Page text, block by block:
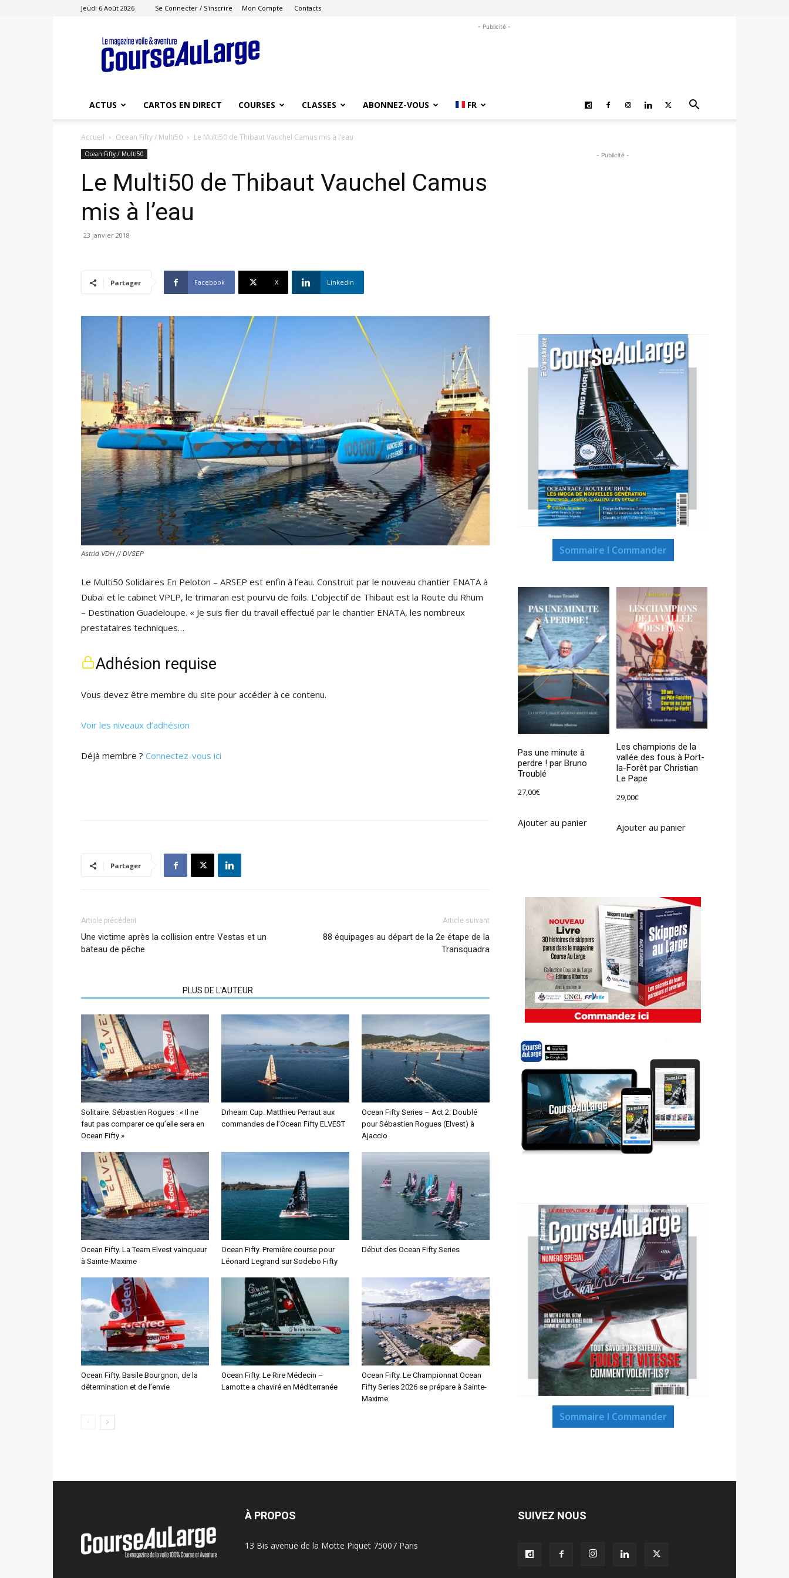
Jeudi 6 Août 2026 Se Connecter / S'inscrire Mon Compte Contacts
Course
au
Large
- Publicité -
ACTUS CARTOS EN DIRECT COURSES CLASSES ABONNEZ-VOUS FR
Accueil Ocean Fifty / Multi50 Le Multi50 de Thibaut Vauchel Camus mis à l’eau
Ocean Fifty / Multi50
Le Multi50 de Thibaut Vauchel Camus
mis à l’eau
23 janvier 2018
Partager Facebook X Linkedin
Astrid VDH // DVSEP
Le Multi50 Solidaires En Peloton – ARSEP est enfin à l’eau. Construit par le nouveau chantier ENATA à
Dubaï et le cabinet VPLP, le trimaran est pourvu de foils. L’objectif de Thibaut est la Route du Rhum
– Destination Guadeloupe. « Je suis fier du travail effectué par le chantier ENATA, les nombreux
prestataires techniques…
Adhésion requise
Vous devez être membre du site pour accéder à ce contenu.
Voir les niveaux d’adhésion
Déjà membre ? Connectez-vous ici
Partager
Article précédent
Une victime après la collision entre Vestas et un
bateau de pêche
Article suivant
88 équipages au départ de la 2e étape de la
Transquadra
PLUS DE L'AUTEUR
Solitaire. Sébastien Rogues : « Il ne
faut pas comparer ce qu’elle sera en
Ocean Fifty »
Drheam Cup. Matthieu Perraut aux
commandes de l’Ocean Fifty ELVEST
Ocean Fifty Series – Act 2. Doublé
pour Sébastien Rogues (Elvest) à
Ajaccio
Ocean Fifty. La Team Elvest vainqueur
à Sainte-Maxime
Ocean Fifty. Première course pour
Léonard Legrand sur Sodebo Fifty
Début des Ocean Fifty Series
Ocean Fifty. Basile Bourgnon, de la
détermination et de l’envie
Ocean Fifty. Le Rire Médecin –
Lamotte a chaviré en Méditerranée
Ocean Fifty. Le Championnat Ocean
Fifty Series 2026 se prépare à Sainte-
Maxime
- Publicité -
Sommaire I Commander
Pas une minute à
perdre ! par Bruno
Troublé
27,00€
Ajouter au panier
Les champions de la
vallée des fous à Port-
la-Forêt par Christian
Le Pape
29,00€
Ajouter au panier
Sommaire I Commander
À PROPOS
13 Bis avenue de la Motte Piquet 75007 Paris
SUIVEZ NOUS